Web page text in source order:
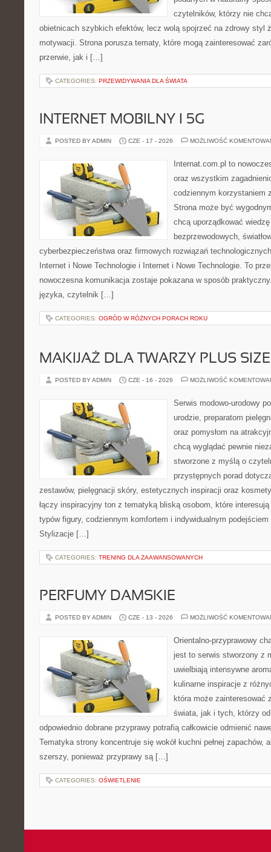
czytelników, którzy nie
obietnicach szybkich efektów, lecz wolą spojrzeć na zdrowy styl
motywacji. Strona porusza tematy, które mogą zainteresować
przerwie, jak i […]
CATEGORIES: PRZEWIDYWANIA DLA ŚWIATA
INTERNET MOBILNY I 5G
POSTED BY ADMIN CZE - 17 - 2026 MOŻLIWOŚĆ
Internat.com.pl to
oraz wszystkim
codziennym korzystaniem
Strona może być
chcą uporządkować
bezprzewodowych,
cyberbezpieczeństwa oraz firmowych rozwiązań
Internet i Nowe Technologie i Internet i Nowe Technologie. To
nowoczesna komunikacja zostaje pokazana w sposób
języka, czytelnik […]
CATEGORIES: OGRÓD W RÓŻNYCH PORACH ROKU
MAKIJAŻ DLA TWARZY PLUS SIZE
POSTED BY ADMIN CZE - 16 - 2026 MOŻLIWOŚĆ
Serwis modowo-urodowy
urodzie, preparatom
oraz pomysłom na
chcą wyglądać pewnie
stworzone z myślą o
przystępnych porad
zestawów, pielęgnacji skóry, estetycznych inspiracji oraz
łączy inspiracyjny ton z tematyką bliską osobom, które
typów figury, codziennym komfortem i indywidualnym
Stylizacje […]
CATEGORIES: TRENING DLA ZAAWANSOWANYCH
PERFUMY DAMSKIE
POSTED BY ADMIN CZE - 13 - 2026 MOŻLIWOŚĆ
Orientalno-przyprawowy
jest to serwis stworzony z
uwielbiają intensywne
kulinarne inspiracje z
która może zainteresować
świata, jak i tych, którzy
odpowiednio dobrane przyprawy potrafią całkowicie odmienić
Tematyka strony koncentruje się wokół kuchni pełnej zapachów,
szerszy, ponieważ przyprawy są […]
CATEGORIES: OŚWIETLENIE